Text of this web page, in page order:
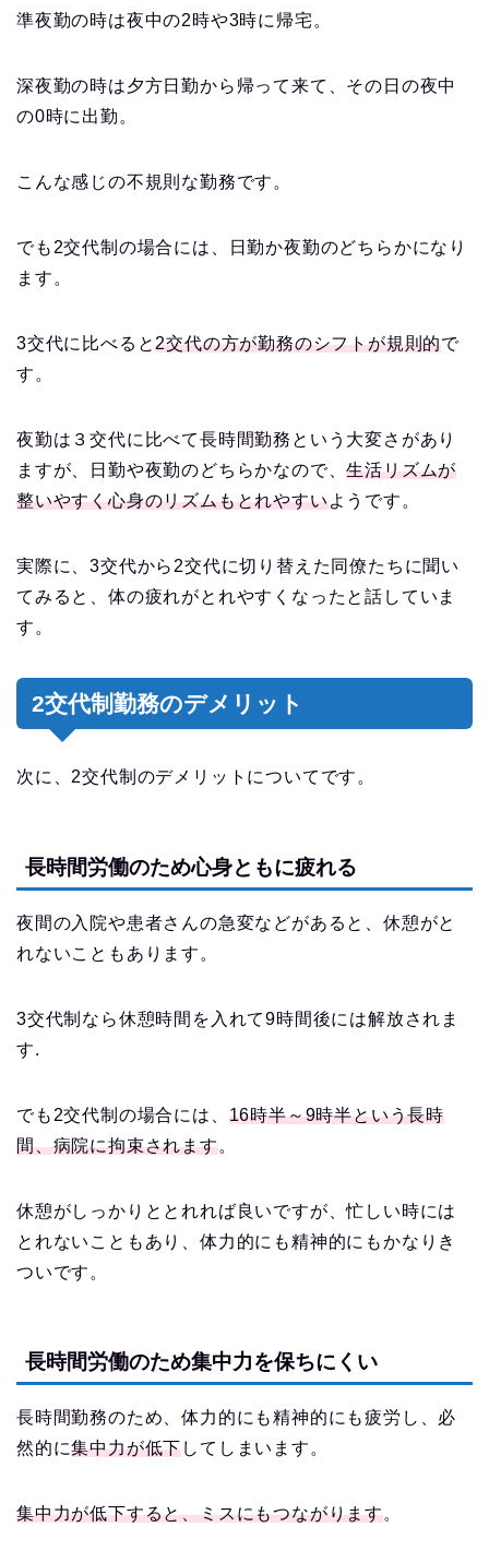
準夜勤の時は夜中の2時や3時に帰宅。
深夜勤の時は夕方日勤から帰って来て、その日の夜中
の0時に出勤。
こんな感じの不規則な勤務です。
でも2交代制の場合には、日勤か夜勤のどちらかになり
ます。
3交代に比べると2交代の方が勤務のシフトが規則的で
す。
夜勤は３交代に比べて長時間勤務という大変さがあり
ますが、日勤や夜勤のどちらかなので、生活リズムが
整いやすく心身のリズムもとれやすいようです。
実際に、3交代から2交代に切り替えた同僚たちに聞い
てみると、体の疲れがとれやすくなったと話していま
す。
2交代制勤務のデメリット
次に、2交代制のデメリットについてです。
長時間労働のため心身ともに疲れる
夜間の入院や患者さんの急変などがあると、休憩がと
れないこともあります。
3交代制なら休憩時間を入れて9時間後には解放されま
す.
でも2交代制の場合には、 16時半～9時半という長時
間、病院に拘束されます。
休憩がしっかりととれれば良いですが、忙しい時には
とれないこともあり、体力的にも精神的にもかなりき
ついです。
長時間労働のため集中力を保ちにくい
長時間勤務のため、体力的にも精神的にも疲労し、必
然的に集中力が低下してしまいます。
集中力が低下すると、ミスにもつながります。